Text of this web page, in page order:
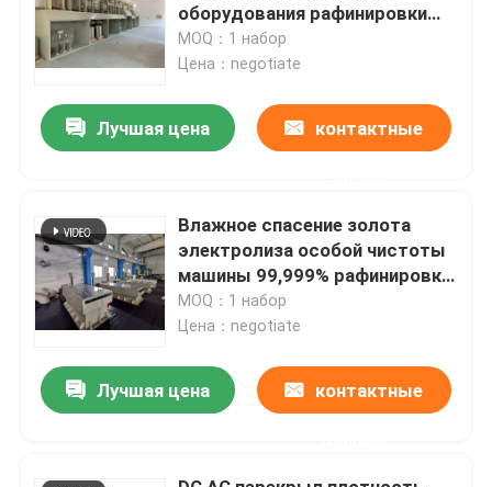
оборудования рафинировки
драгоценного металла
MOQ：1 набор
Цена：negotiate
Лучшая цена контактные
Влажное спасение золота
электролиза особой чистоты
машины 99,999% рафинировки
золота очищения пути
MOQ：1 набор
Цена：negotiate
Лучшая цена контактные